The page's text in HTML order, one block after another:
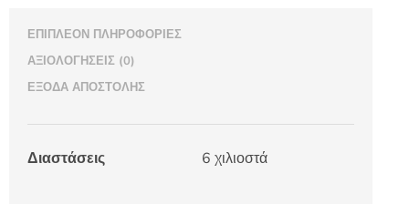
ΕΠΙΠΛΈΟΝ ΠΛΗΡΟΦΟΡΊΕΣ
ΑΞΙΟΛΟΓΉΣΕΙΣ (0)
ΈΞΟΔΑ ΑΠΟΣΤΟΛΉΣ
Διαστάσεις 6 χιλιοστά